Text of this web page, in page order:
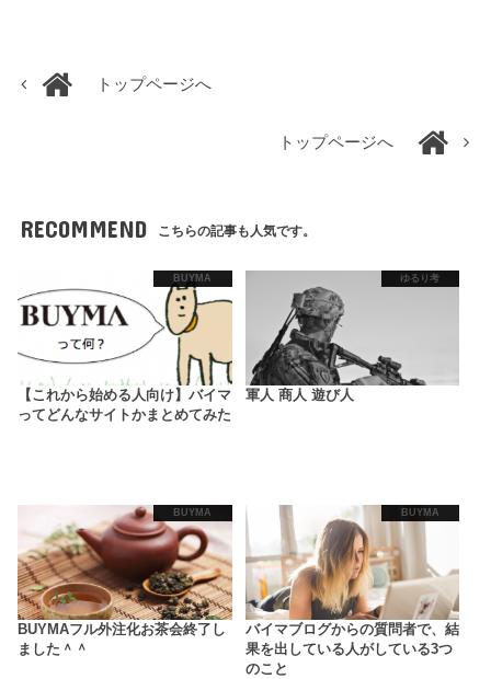
トップページへ
トップページへ
RECOMMEND こちらの記事も人気です。
BUYMA
【これから始める人向け】バイマ
ってどんなサイトかまとめてみた
ゆるり考
軍人 商人 遊び人
BUYMA
BUYMAフル外注化お茶会終了し
ました＾＾
BUYMA
バイマブログからの質問者で、結
果を出している人がしている3つ
のこと